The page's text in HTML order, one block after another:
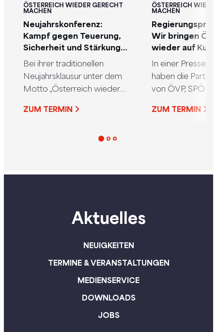
ÖSTERREICH WIEDER GERECHT
MACHEN
Neujahrskonferenz:
Kampf gegen Teuerung,
Sicherheit und Stärkung
des Gesundheitssystems
sind 2026 SPÖ-
Arbeitsschwerpunkte
Bei ihrer traditionellen
Neujahrsklausur unter dem
Motto „Österreich wieder
SPÖ ihre
das Jahr 2026 definiert.
starken Rechtsstaat und die
Gesundheitssystems.
ZUM TERMIN
ÖSTERREICH
MACHEN
Wir bringen
wieder auf Kurs
In einer
haben die
von ÖVP, SPÖ
Babler und
gerecht
ZUM TERMIN
Aktuelles
NEUIGKEITEN
TERMINE & VERANSTALTUNGEN
MEDIENSERVICE
DOWNLOADS
JOBS